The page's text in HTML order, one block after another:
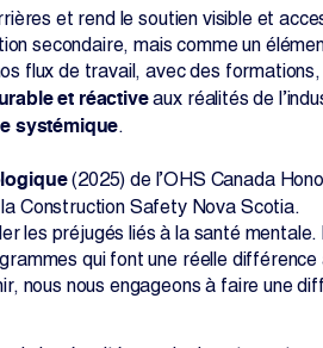
et rend le soutien visible et
secondaire, mais comme un
flux de travail, avec des
et réactiveaux réalités de
systémique.
(2025) de l’OHS Canada
Construction Safety Nova Scotia.
les préjugés liés à la santé mentale.
qui font une réelle différence
nous nous engageons à faire une